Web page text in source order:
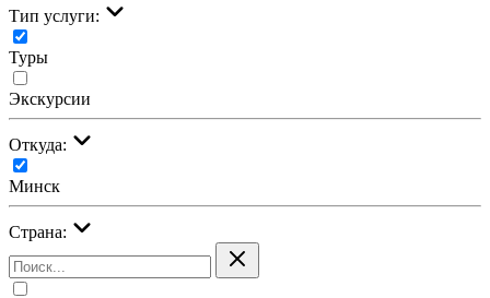
Тип услуги:
Туры
Экскурсии
Откуда:
Минск
Страна: